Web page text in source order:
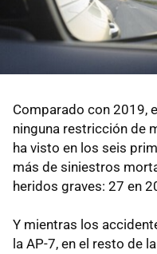
Comparado con 2019,
ninguna restricción de
ha visto en los seis
más de siniestros
heridos graves: 27 en
Y mientras los
la AP-7, en el resto de